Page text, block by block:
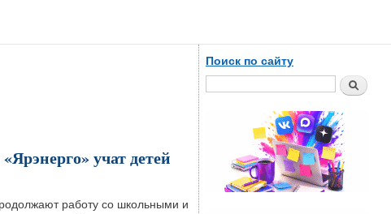
учат детей
работу со школьными и
Поиск по сайту
Поиск